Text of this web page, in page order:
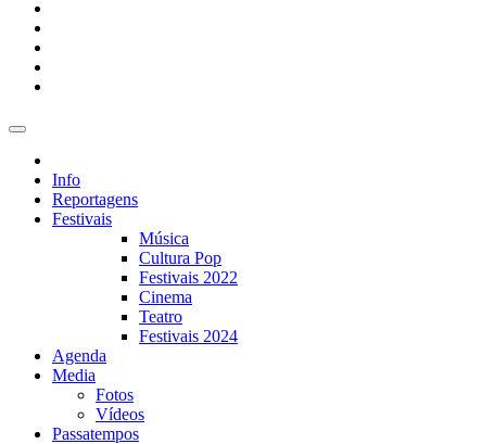
Info
Reportagens
Festivais
Música
Cultura Pop
Festivais 2022
Cinema
Teatro
Festivais 2024
Agenda
Media
Fotos
Vídeos
Passatempos